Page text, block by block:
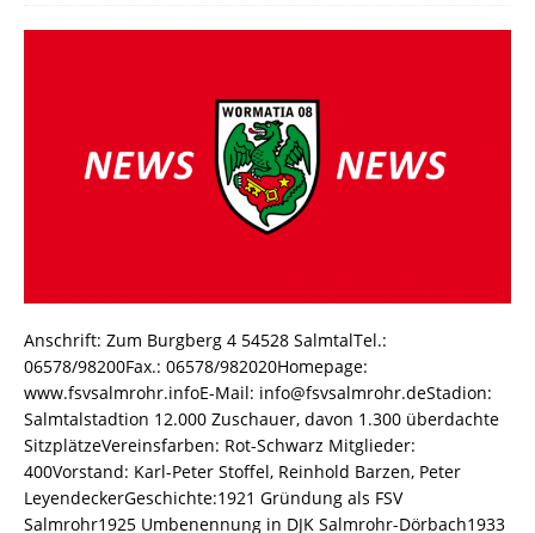
Anschrift: Zum Burgberg 4 54528 SalmtalTel.:
06578/98200Fax.: 06578/982020Homepage:
www.fsvsalmrohr.infoE-Mail: info@fsvsalmrohr.deStadion:
Salmtalstadtion 12.000 Zuschauer, davon 1.300 überdachte
SitzplätzeVereinsfarben: Rot-Schwarz Mitglieder:
400Vorstand: Karl-Peter Stoffel, Reinhold Barzen, Peter
LeyendeckerGeschichte:1921 Gründung als FSV
Salmrohr1925 Umbenennung in DJK Salmrohr-Dörbach1933